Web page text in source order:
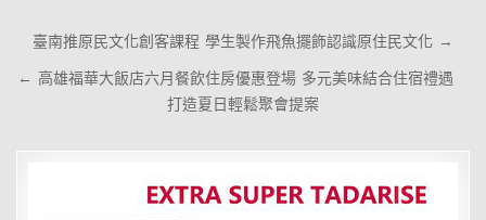
文
章
臺南推原民文化創客課程 學生製作飛魚擺飾認識原住民文化 →
← 高雄福華大飯店六月餐飲住房優惠登場 多元美味結合住宿禮遇
打造夏日輕鬆聚會提案